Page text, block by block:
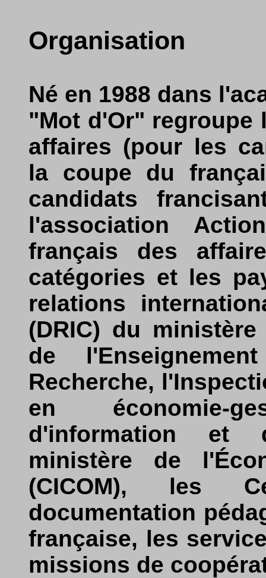
Organisation
Né en 1988 dans
"Mot d'Or" regroupe
affaires (pour les
la coupe du
candidats
l'association
français des
catégories et les
relations
(DRIC) du
de
Recherche,
en économie-
d'information et
ministère de
(CICOM), les
documentation
française, les
missions de